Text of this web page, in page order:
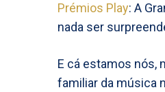
Prémios Play: A
nada ser
E cá estamos nós,
familiar da música